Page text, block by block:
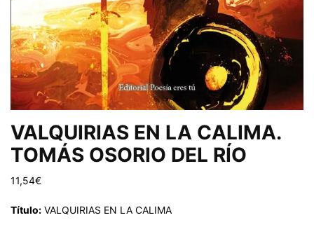
VALQUIRIAS EN LA CALIMA.
TOMÁS OSORIO DEL RÍO
11,54€
Título: VALQUIRIAS EN LA CALIMA